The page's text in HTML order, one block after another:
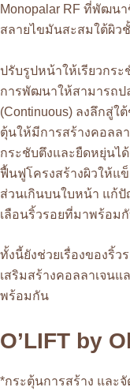
Monopalar RF ที่พัฒน
สลายไขมันสะสมใต้ผิว
ปรับรูปหน้าให้เรียวกร
การพัฒนาให้สามารถป
(Continuous) ลงลึกสู่ใ
ตุ้นให้มีการสร้างคอลล
กระชับตึงและยืดหยุ่นไ
ฟื้นฟูโครงสร้างผิวให้แ
ส่วนเกินบนใบหน้า แก้
เลือนริ้วรอยที่มาพร้อม
ทั้งนี้ยังช่วยเรื่องของริ้ว
เสริมสร้างคอลลาเจน
พร้อมกัน
O’LIFT by
*กระตุ้นการสร้าง และ